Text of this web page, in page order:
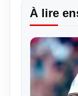
À lire